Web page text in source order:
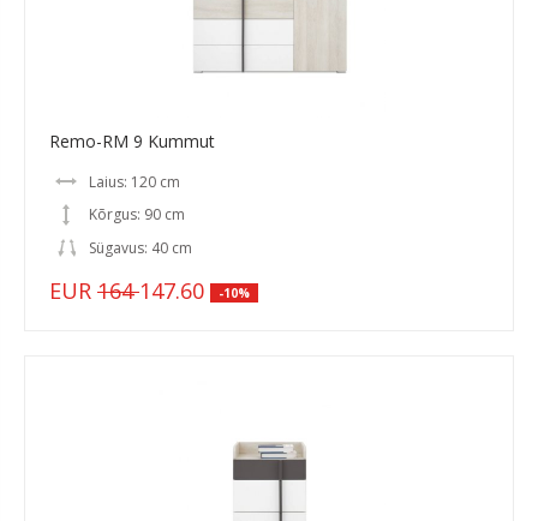
Remo-RM 9 Kummut
Laius: 120 cm
Kõrgus: 90 cm
Sügavus: 40 cm
EUR 164147.60 -10%